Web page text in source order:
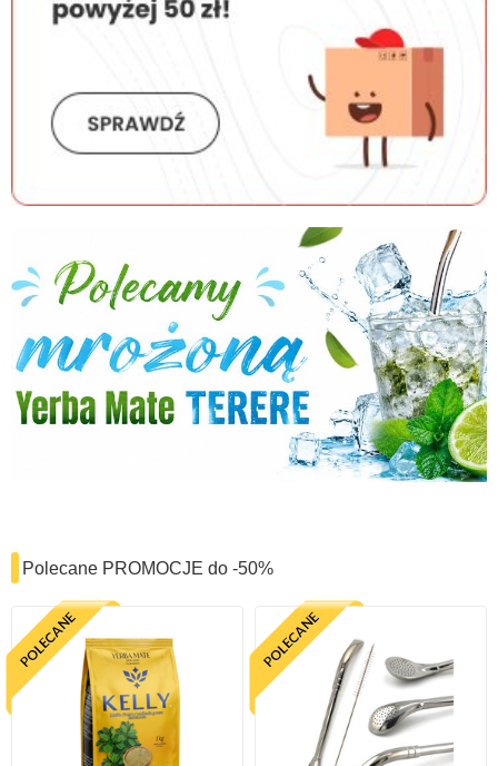
Polecane PROMOCJE do -50%